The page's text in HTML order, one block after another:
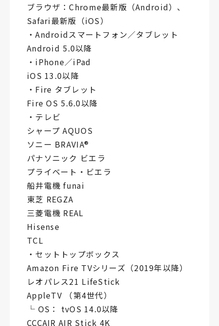
ブラウザ：Chrome最新版（Android）、
Safari最新版（iOS）
・Androidスマートフォン／タブレット
Android 5.0以降
・iPhone／iPad
iOS 13.0以降
・Fire タブレット
Fire OS 5.6.0以降
・テレビ
シャープ AQUOS
ソニー BRAVIA®
パナソニック ビエラ
プライベート・ビエラ
船井電機 funai
東芝 REGZA
三菱電機 REAL
Hisense
TCL
・セットトップボックス
Amazon Fire TVシリーズ（2019年以降）
レオパレス21 LifeStick
AppleTV （第4世代）
└ OS： tvOS 14.0以降
CCCAIR AIR Stick 4K